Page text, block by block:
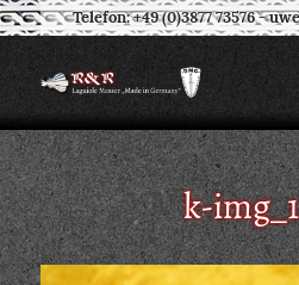
Telefon: +49 (0)3877 73576-
k-